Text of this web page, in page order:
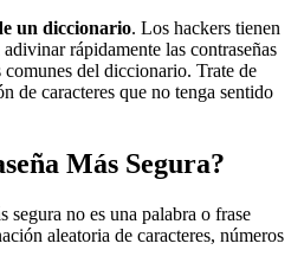
un diccionario. Los hackers tienen
rápidamente las contraseñas
comunes del diccionario. Trate de
de caracteres que no tenga sentido
Más Segura?
segura no es una palabra o frase
aleatoria de caracteres, números